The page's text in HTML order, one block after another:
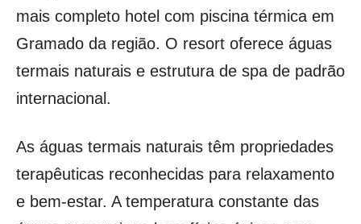
mais completo hotel com piscina térmica em
Gramado da região. O resort oferece águas
termais naturais e estrutura de spa de padrão
internacional.
As águas termais naturais têm propriedades
terapêuticas reconhecidas para relaxamento
e bem-estar. A temperatura constante das